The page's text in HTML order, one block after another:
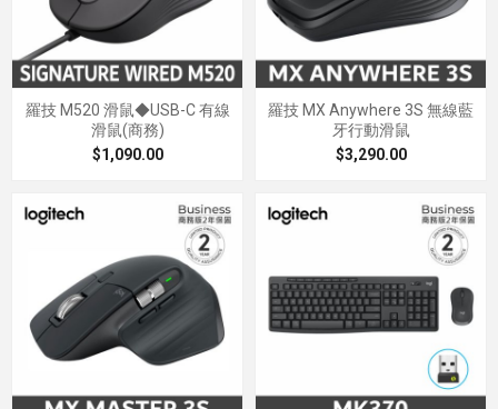
羅技 M520 滑鼠◆USB-C 有線
滑鼠(商務)
$1,090.00
羅技 MX Anywhere 3S 無線藍
牙行動滑鼠
$3,290.00